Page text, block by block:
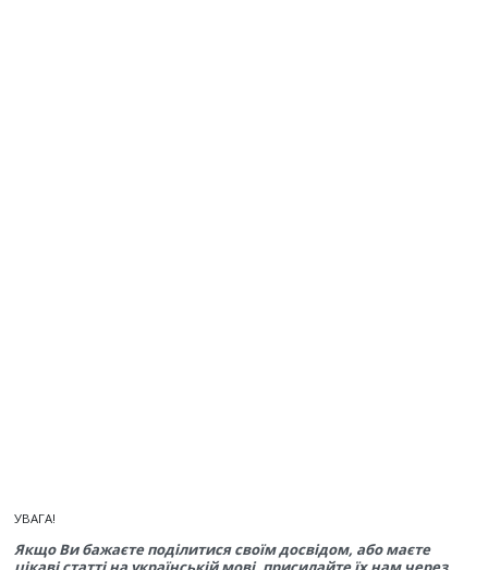
УВАГА!
Якщо Ви бажаєте поділитися своїм досвідом, або маєте